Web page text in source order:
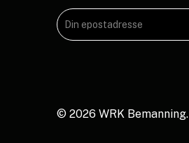
© 2026WRK Bemanning.